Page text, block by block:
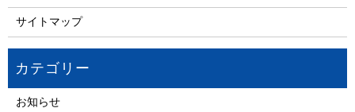
サイトマップ
お知らせ